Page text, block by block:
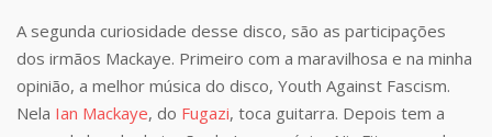
A segunda curiosidade desse disco, são as participações
dos irmãos Mackaye. Primeiro com a maravilhosa e na minha
opinião, a melhor música do disco, Youth Against Fascism.
Nela Ian Mackaye, do Fugazi, toca guitarra. Depois tem a